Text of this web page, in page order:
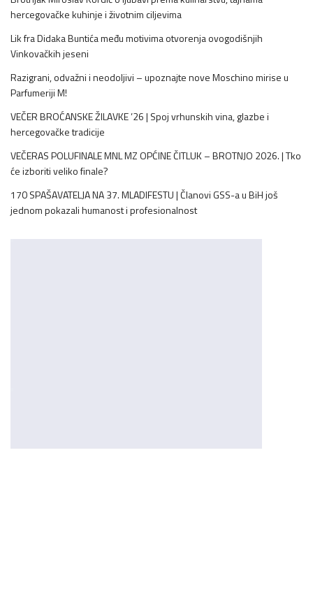
hercegovačke kuhinje i životnim ciljevima
Lik fra Didaka Buntića među motivima otvorenja ovogodišnjih
Vinkovačkih jeseni
Razigrani, odvažni i neodoljivi – upoznajte nove Moschino mirise u
Parfumeriji M!
VEČER BROĆANSKE ŽILAVKE ’26 | Spoj vrhunskih vina, glazbe i
hercegovačke tradicije
VEČERAS POLUFINALE MNL MZ OPĆINE ČITLUK – BROTNJO 2026. | Tko
će izboriti veliko finale?
170 SPAŠAVATELJA NA 37. MLADIFESTU | Članovi GSS-a u BiH još
jednom pokazali humanost i profesionalnost